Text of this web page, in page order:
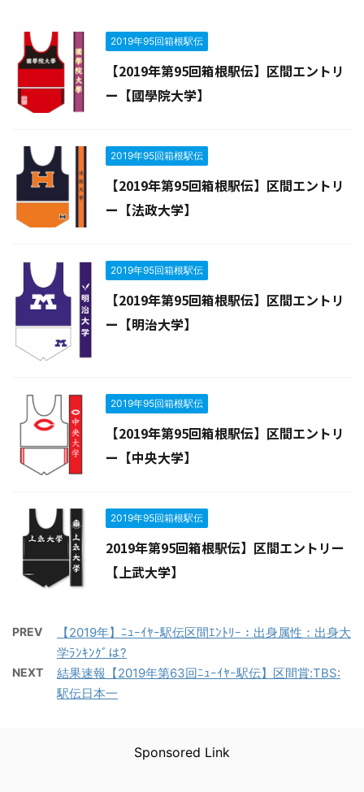
2019年95回箱根駅伝
【2019年第95回箱根駅伝】区間エントリ
ー【國學院大学】
2019年95回箱根駅伝
【2019年第95回箱根駅伝】区間エントリ
ー【法政大学】
2019年95回箱根駅伝
【2019年第95回箱根駅伝】区間エントリ
ー【明治大学】
2019年95回箱根駅伝
【2019年第95回箱根駅伝】区間エントリ
ー【中央大学】
2019年95回箱根駅伝
2019年第95回箱根駅伝】区間エントリー
【上武大学】
PREV
【2019年】ﾆｭｰｲﾔｰ駅伝区間ｴﾝﾄﾘｰ：出身属性：出身大
学ﾗﾝｷﾝｸﾞは?
NEXT
結果速報【2019年第63回ﾆｭｰｲﾔｰ駅伝】区間賞:TBS:
駅伝日本一
Sponsored Link